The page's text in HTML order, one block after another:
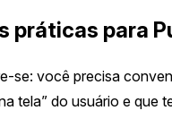
práticas para
se: você precisa
tela” do usuário e que